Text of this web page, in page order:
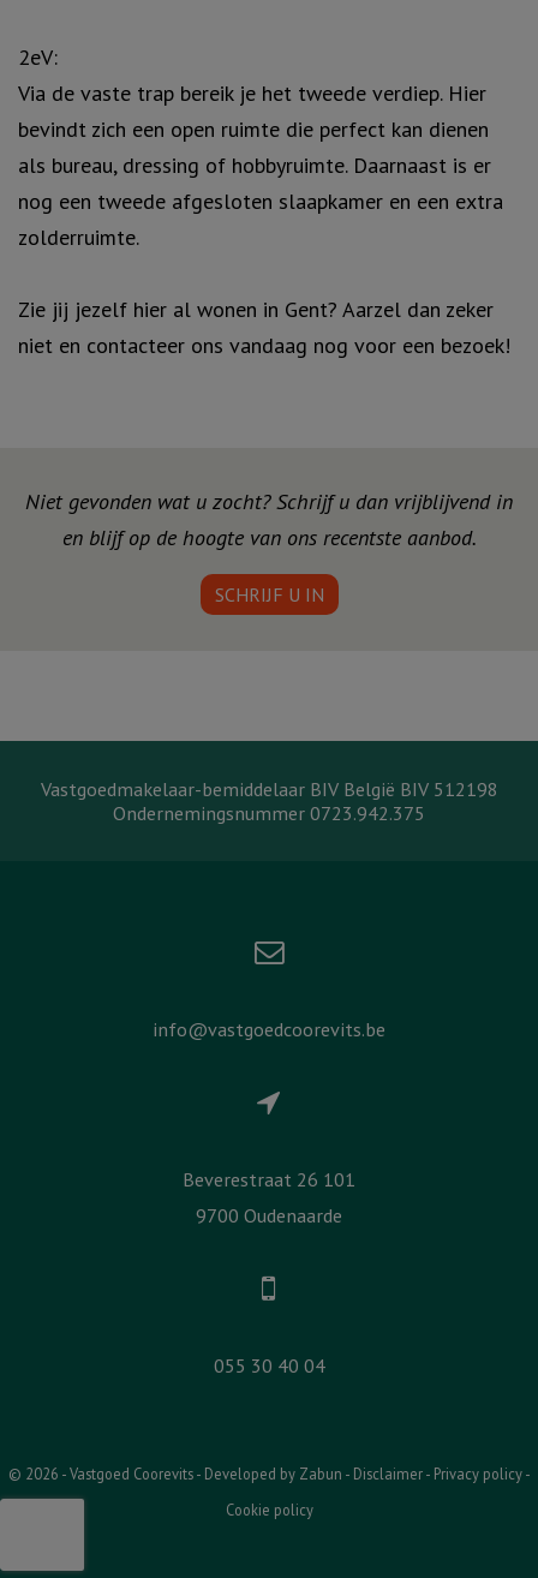
2eV:
Via de vaste trap bereik je het tweede verdiep. Hier
bevindt zich een open ruimte die perfect kan dienen
als bureau, dressing of hobbyruimte. Daarnaast is er
nog een tweede afgesloten slaapkamer en een extra
zolderruimte.
Zie jij jezelf hier al wonen in Gent? Aarzel dan zeker
niet en contacteer ons vandaag nog voor een bezoek!
Niet gevonden wat u zocht? Schrijf u dan vrijblijvend in
en blijf op de hoogte van ons recentste aanbod.
SCHRIJF U IN
Vastgoedmakelaar-bemiddelaar BIV België BIV 512198
Ondernemingsnummer 0723.942.375
info@vastgoedcoorevits.be
Beverestraat 26 101
9700 Oudenaarde
055 30 40 04
© 2026 - Vastgoed Coorevits - Developed by Zabun - Disclaimer- Privacy policy-
Cookie policy